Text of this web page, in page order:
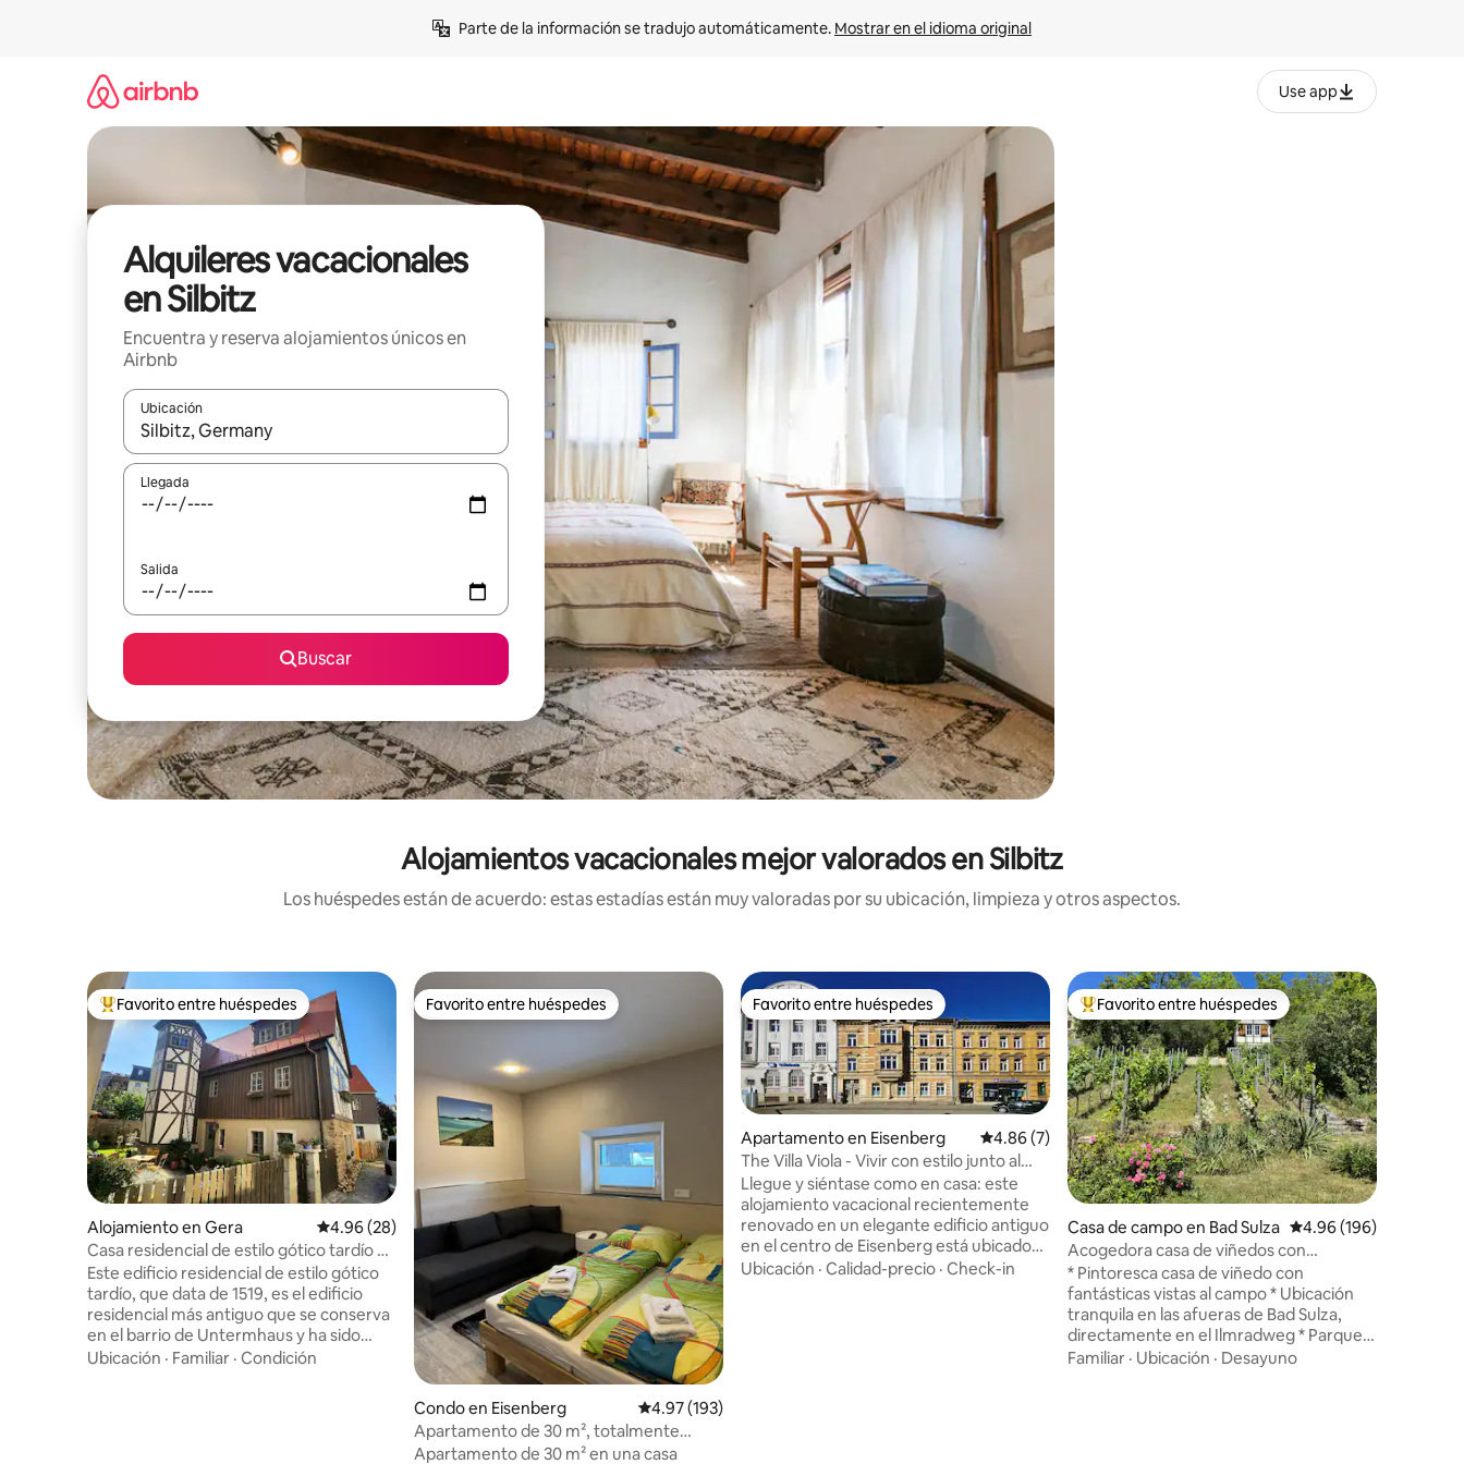
Parte de la información se tradujo automáticamente. Mostrar en el idioma original
Use app
Alquileres vacacionales
en Silbitz
Encuentra y reserva alojamientos únicos en
Airbnb
Ubicación
Cuando los resultados estén disponibles, navega con las teclas de flecha hacia arriba y hacia abajo o explora con el tacto o desliza el dedo.
Llegada
Salida
Buscar
Alojamientos vacacionales mejor valorados en Silbitz
Los huéspedes están de acuerdo: estas estadías están muy valoradas por su ubicación, limpieza y otros aspectos.
Favorito entre huéspedes preferido
Favorito entre huéspedes
Alojamiento en Gera Calificación promedio: 4.96 de 5, 28 reseñas
4.96 (28)
Casa residencial de estilo gótico tardío de
1519
Este edificio residencial de estilo gótico
tardío, que data de 1519, es el edificio
residencial más antiguo que se conserva
en el barrio de Untermhaus y ha sido
objeto de una restauración y renovación
Ubicación · Familiar · Condición
Favorito entre huéspedes
Favorito entre huéspedes
Condo en Eisenberg Calificación promedio: 4.97 de 5, 193 reseñas
4.97 (193)
Apartamento de 30 m², totalmente
amueblado, Prime Video, moderno
Apartamento de 30 m² en una casa
Favorito entre huéspedes
Favorito entre huéspedes
Apartamento en Eisenberg Calificación promedio: 4.86 de 5, 7 reseñas
4.86 (7)
The Villa Viola - Vivir con estilo junto al
parque de la ciudad
Llegue y siéntase como en casa: este
alojamiento vacacional recientemente
renovado en un elegante edificio antiguo
en el centro de Eisenberg está ubicado
justo al lado del parque de la ciudad. A
Ubicación · Calidad-precio · Check-in
Favorito entre huéspedes preferido
Favorito entre huéspedes
Casa de campo en Bad Sulza Calificación promedio:
4.96 (196)
Acogedora casa de viñedos con
fantásticas vistas
* Pintoresca casa de viñedo con
fantásticas vistas al campo * Ubicación
tranquila en las afueras de Bad Sulza,
directamente en el Ilmradweg * Parque e
instalaciones de spa, spa de la Toscana,
Familiar · Ubicación · Desayuno